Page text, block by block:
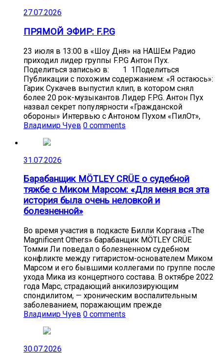
27.07.2026
ПРЯМОЙ ЭФИР: F.P.G
23 июля в 13:00 в «Шоу Дня» на НАШЕм Радио
приходил лидер группы F.P.G Антон Пух.
Поделиться записью в: 1 1Поделиться
Публикации с похожим содержанием: «Я остаюсь»:
Гарик Сукачев выпустил клип, в котором снял
более 20 рок-музыкантов Лидер F.P.G. Антон Пух
назвал секрет популярности «Гражданской
обороны» Интервью с Антоном Пухом «ПилОт»,
Владимир Чуев 0 comments
31.07.2026
Барабанщик MÖTLEY CRÜE о судебной
тяжбе с Миком Марсом: «Для меня вся эта
история была очень неловкой и
болезненной»
Во время участия в подкасте Билли Коргана «The
Magnificent Others» барабанщик MÖTLEY CRÜE
Томми Ли поведал о болезненном судебном
конфликте между гитаристом-основателем Миком
Марсом и его бывшими коллегами по группе после
ухода Мика из концертного состава. В октябре 2022
года Марс, страдающий анкилозирующим
спондилитом, — хроническим воспалительным
заболеванием, поражающим прежде
Владимир Чуев 0 comments
30.07.2026